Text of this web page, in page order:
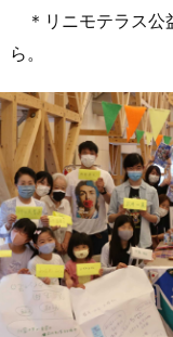
＊リニモテラス公
ら。